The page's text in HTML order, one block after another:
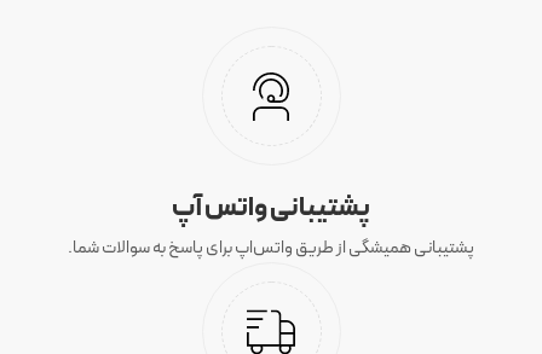
پشتیبانی واتس آپ
پشتیبانی همیشگی از طریق واتس‌اپ برای پاسخ به سوالات شما.